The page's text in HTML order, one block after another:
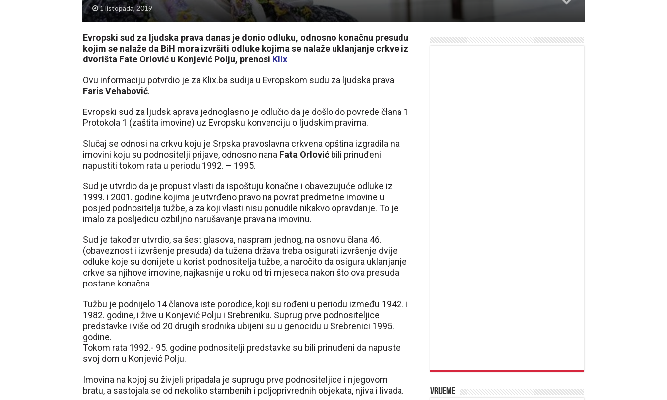
1 listopada, 2019
Evropski sud za ljudska prava danas je donio odluku, odnosno konačnu presudu
kojim se nalaže da BiH mora izvršiti odluke kojima se nalaže uklanjanje crkve iz
dvorišta Fate Orlović u Konjević Polju, prenosi Klix
Ovu informaciju potvrdio je za Klix.ba sudija u Evropskom sudu za ljudska prava
Faris Vehabović.
Evropski sud za ljudsk aprava jednoglasno je odlučio da je došlo do povrede člana 1
Protokola 1 (zaštita imovine) uz Evropsku konvenciju o ljudskim pravima.
Slučaj se odnosi na crkvu koju je Srpska pravoslavna crkvena opština izgradila na
imovini koju su podnositelji prijave, odnosno nana Fata Orlović bili prinuđeni
napustiti tokom rata u periodu 1992. – 1995.
Sud je utvrdio da je propust vlasti da ispoštuju konačne i obavezujuće odluke iz
1999. i 2001. godine kojima je utvrđeno pravo na povrat predmetne imovine u
posjed podnositelja tužbe, a za koji vlasti nisu ponudile nikakvo opravdanje. To je
imalo za posljedicu ozbiljno narušavanje prava na imovinu.
Sud je također utvrdio, sa šest glasova, naspram jednog, na osnovu člana 46.
(obaveznost i izvršenje presuda) da tužena država treba osigurati izvršenje dvije
odluke koje su donijete u korist podnositelja tužbe, a naročito da osigura uklanjanje
crkve sa njihove imovine, najkasnije u roku od tri mjeseca nakon što ova presuda
postane konačna.
Tužbu je podnijelo 14 članova iste porodice, koji su rođeni u periodu između 1942. i
1982. godine, i žive u Konjević Polju i Srebreniku. Suprug prve podnositeljice
predstavke i više od 20 drugih srodnika ubijeni su u genocidu u Srebrenici 1995.
godine.
Tokom rata 1992.- 95. godine podnositelji predstavke su bili prinuđeni da napuste
svoj dom u Konjević Polju.
Imovina na kojoj su živjeli pripadala je suprugu prve podnositeljice i njegovom
bratu, a sastojala se od nekoliko stambenih i poljoprivrednih objekata, njiva i livada.
Vrijeme